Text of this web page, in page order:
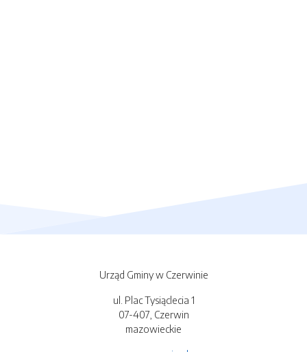
Urząd Gminy w Czerwinie
ul. Plac Tysiąclecia 1
07-407, Czerwin
mazowieckie